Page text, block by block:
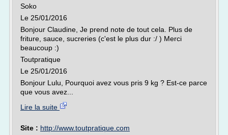
Soko
Le 25/01/2016
Bonjour Claudine, Je prend note de tout cela. Plus de
friture, sauce, sucreries (c'est le plus dur :/ ) Merci
beaucoup :)
Toutpratique
Le 25/01/2016
Bonjour Lulu, Pourquoi avez vous pris 9 kg ? Est-ce parce
que vous avez...
Lire la suite
Site : http://www.toutpratique.com